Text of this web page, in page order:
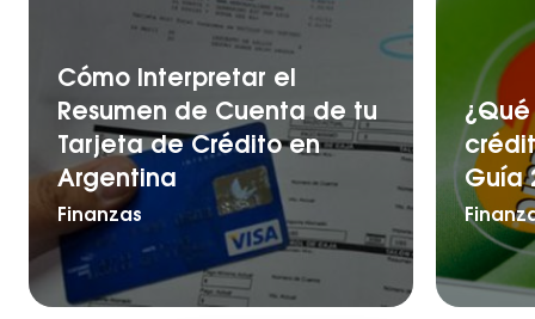
Cómo Interpretar el
Resumen de Cuenta de tu
Tarjeta de Crédito en
Argentina
Finanzas
Guía